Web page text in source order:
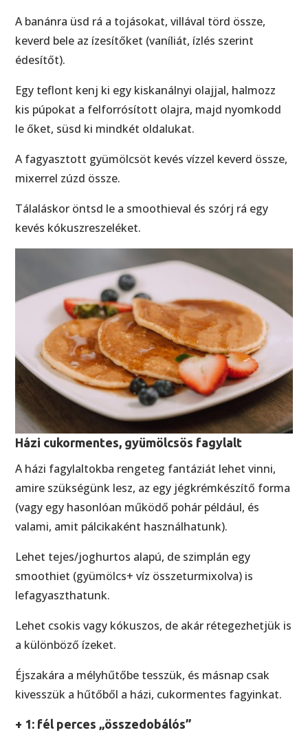
A banánra üsd rá a tojásokat, villával törd össze,
keverd bele az ízesítőket (vaníliát, ízlés szerint
édesítőt).
Egy teflont kenj ki egy kiskanálnyi olajjal, halmozz
kis púpokat a felforrósított olajra, majd nyomkodd
le őket, süsd ki mindkét oldalukat.
A fagyasztott gyümölcsöt kevés vízzel keverd össze,
mixerrel zúzd össze.
Tálaláskor öntsd le a smoothieval és szórj rá egy
kevés kókuszreszeléket.
Házi cukormentes, gyümölcsös fagylalt
A házi fagylaltokba rengeteg fantáziát lehet vinni,
amire szükségünk lesz, az egy jégkrémkészítő forma
(vagy egy hasonlóan működő pohár például, és
valami, amit pálcikaként használhatunk).
Lehet tejes/joghurtos alapú, de szimplán egy
smoothiet (gyümölcs+ víz összeturmixolva) is
lefagyaszthatunk.
Lehet csokis vagy kókuszos, de akár rétegezhetjük is
a különböző ízeket.
Éjszakára a mélyhűtőbe tesszük, és másnap csak
kivesszük a hűtőből a házi, cukormentes fagyinkat.
+ 1: fél perces „összedobálós”